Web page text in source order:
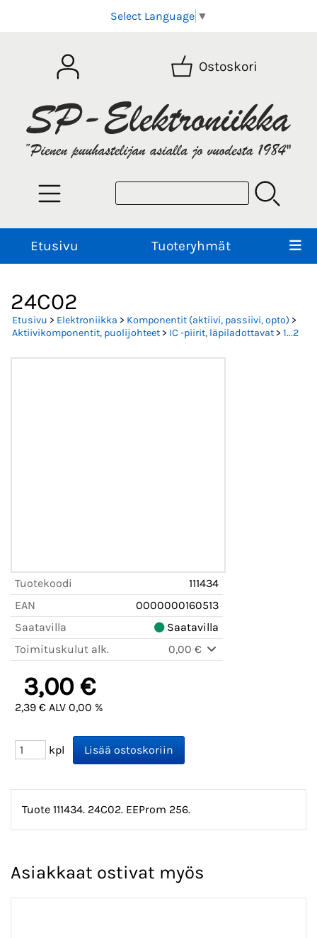
Select Language ▼
Ostoskori
Etusivu Tuoteryhmät
24C02
Etusivu > Elektroniikka > Komponentit (aktiivi, passiivi, opto) >
Aktiivikomponentit, puolijohteet> IC -piirit, läpiladottavat> 1...2
Tuotekoodi
111434
EAN
0000000160513
Saatavilla
Saatavilla
Toimituskulut alk.
0,00 €
3,00 €
2,39 € ALV 0,00 %
kpl
Tuote 111434. 24C02. EEProm 256.
Asiakkaat ostivat myös